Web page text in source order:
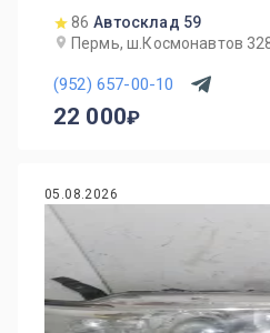
86 Автосклад 59
Пермь, ш.Космонавтов
(952) 657-00-10
22 000
05.08.2026